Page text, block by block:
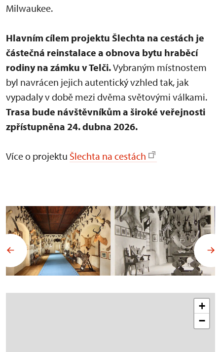
Milwaukee.
Hlavním cílem projektu Šlechta na cestách je
částečná reinstalace a obnova bytu hraběcí
rodiny na zámku v Telči.Vybraným místnostem
byl navrácen jejich autentický vzhled tak, jak
vypadaly v době mezi dvěma světovými válkami.
Trasa bude návštěvníkům a široké veřejnosti
zpřístupněna 24. dubna 2026.
Více o projektu Šlechta na cestách
+
−